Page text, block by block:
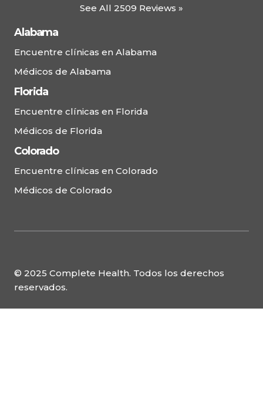
See All 2509 Reviews »
Alabama
Encuentre clínicas en Alabama
Médicos de Alabama
Florida
Encuentre clínicas en Florida
Médicos de Florida
Colorado
Encuentre clínicas en Colorado
Médicos de Colorado
© 2025 Complete Health. Todos los derechos
reservados.